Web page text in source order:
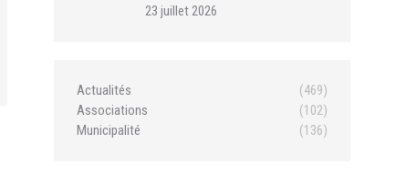
23 juillet 2026
Actualités
(469)
Associations
(102)
Municipalité
(136)